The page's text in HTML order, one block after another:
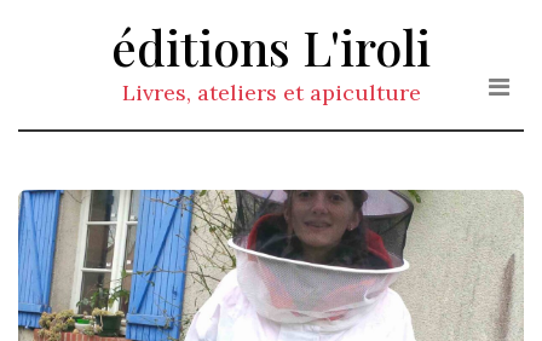
éditions L'iroli
Livres, ateliers et apiculture